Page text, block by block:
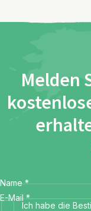
Melden
Name *
E-Mail *
Ich habe die